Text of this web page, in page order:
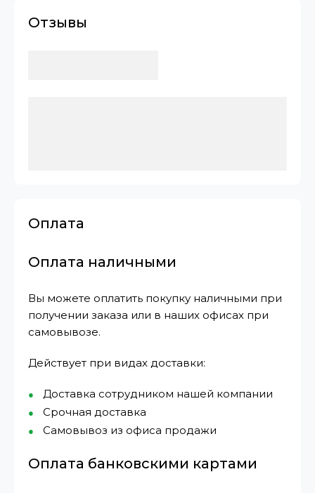
Отзывы
Оплата
Оплата наличными
Вы можете оплатить покупку наличными при
получении заказа или в наших офисах при
самовывозе.
Действует при видах доставки:
Доставка сотрудником нашей компании
Срочная доставка
Самовывоз из офиса продажи
Оплата банковскими картами